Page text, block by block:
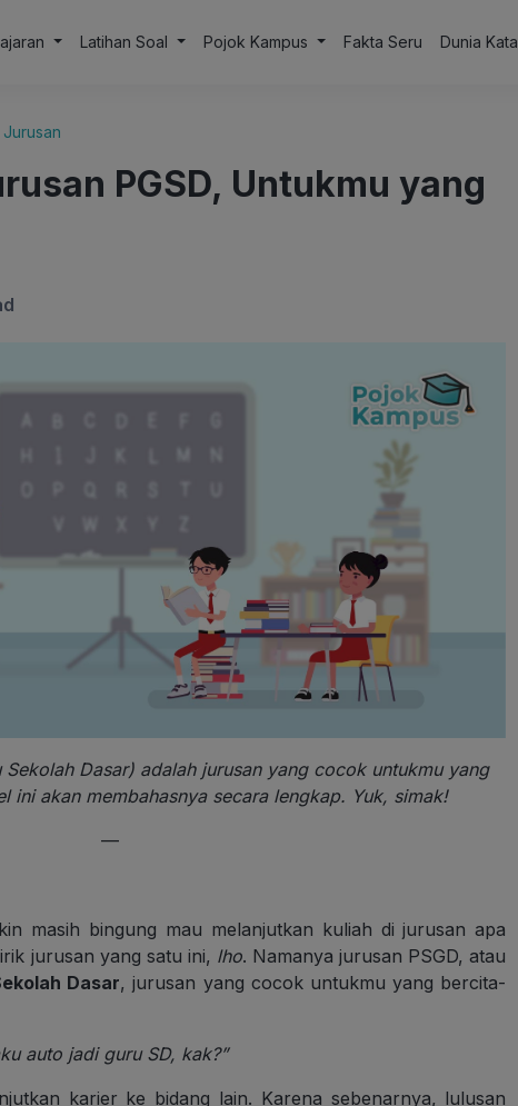
Latihan Soal Pojok Kampus Fakta Seru Dunia Kata
PGSD, Untukmu yang
Sekolah Dasar) adalah jurusan yang cocok untukmu yang
ini akan membahasnya secara lengkap. Yuk, simak!
—
masih bingung mau melanjutkan kuliah di jurusan apa
jurusan yang satu ini, lho. Namanya jurusan PSGD, atau
Dasar, jurusan yang cocok untukmu yang bercita-
auto jadi guru SD, kak?”
karier ke bidang lain. Karena sebenarnya, lulusan